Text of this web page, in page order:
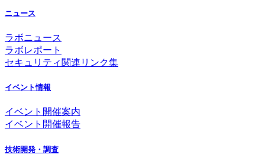
ニュース
ラボニュース
ラボレポート
セキュリティ関連リンク集
イベント情報
イベント開催案内
イベント開催報告
技術開発・調査